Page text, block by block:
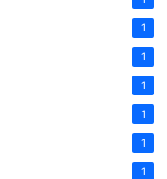
1
1
1
1
1
1